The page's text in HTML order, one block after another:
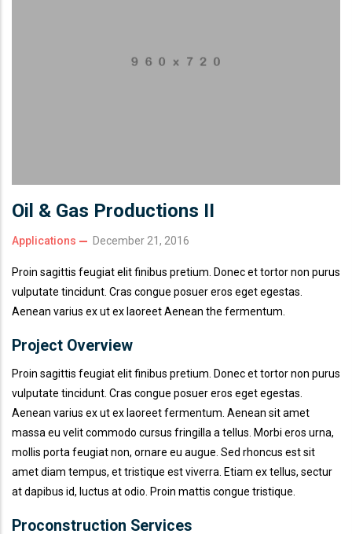
Oil & Gas Productions II
Applications December 21, 2016
Proin sagittis feugiat elit finibus pretium. Donec et tortor non purus
vulputate tincidunt. Cras congue posuer eros eget egestas.
Aenean varius ex ut ex laoreet Aenean the fermentum.
Project Overview
Proin sagittis feugiat elit finibus pretium. Donec et tortor non purus
vulputate tincidunt. Cras congue posuer eros eget egestas.
Aenean varius ex ut ex laoreet fermentum. Aenean sit amet
massa eu velit commodo cursus fringilla a tellus. Morbi eros urna,
mollis porta feugiat non, ornare eu augue. Sed rhoncus est sit
amet diam tempus, et tristique est viverra. Etiam ex tellus, sectur
at dapibus id, luctus at odio. Proin mattis congue tristique.
Proconstruction Services